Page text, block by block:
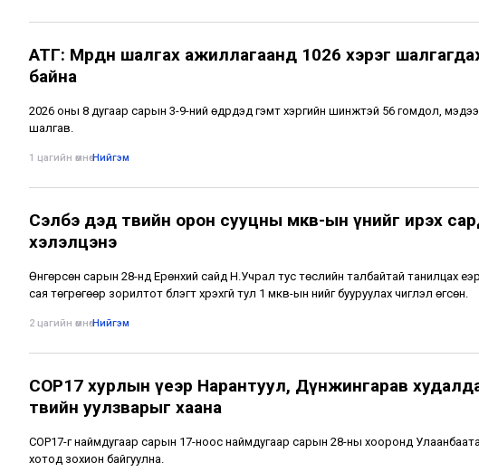
АТГ: Мөрдөн шалгах ажиллагаанд 1026 хэрэг
байна
2026 оны 8 дугаар сарын 3-9-ний өдрүүдэд гэмт хэргийн шинжтэй 56 гомдол,
шалгав.
1 цагийн өмнө•Нийгэм
Сэлбэ дэд төвийн орон сууцны мкв-ын үнийг ирэх
хэлэлцэнэ
Өнгөрсөн сарын 28-нд Ерөнхий сайд Н.Учрал тус төслийн талбайтай танилцах
сая төгрөгөөр зорилтот бүлэгт хүрэхгүй тул 1 мкв-ын үнийг бууруулах чиглэл өгсөн.
2 цагийн өмнө•Нийгэм
СОР17 хурлын үеэр Нарантуул, Дүнжингарав
төвийн уулзварыг хаана
СОР17-г наймдугаар сарын 17-ноос наймдугаар сарын 28-ны хооронд
хотод зохион байгуулна.